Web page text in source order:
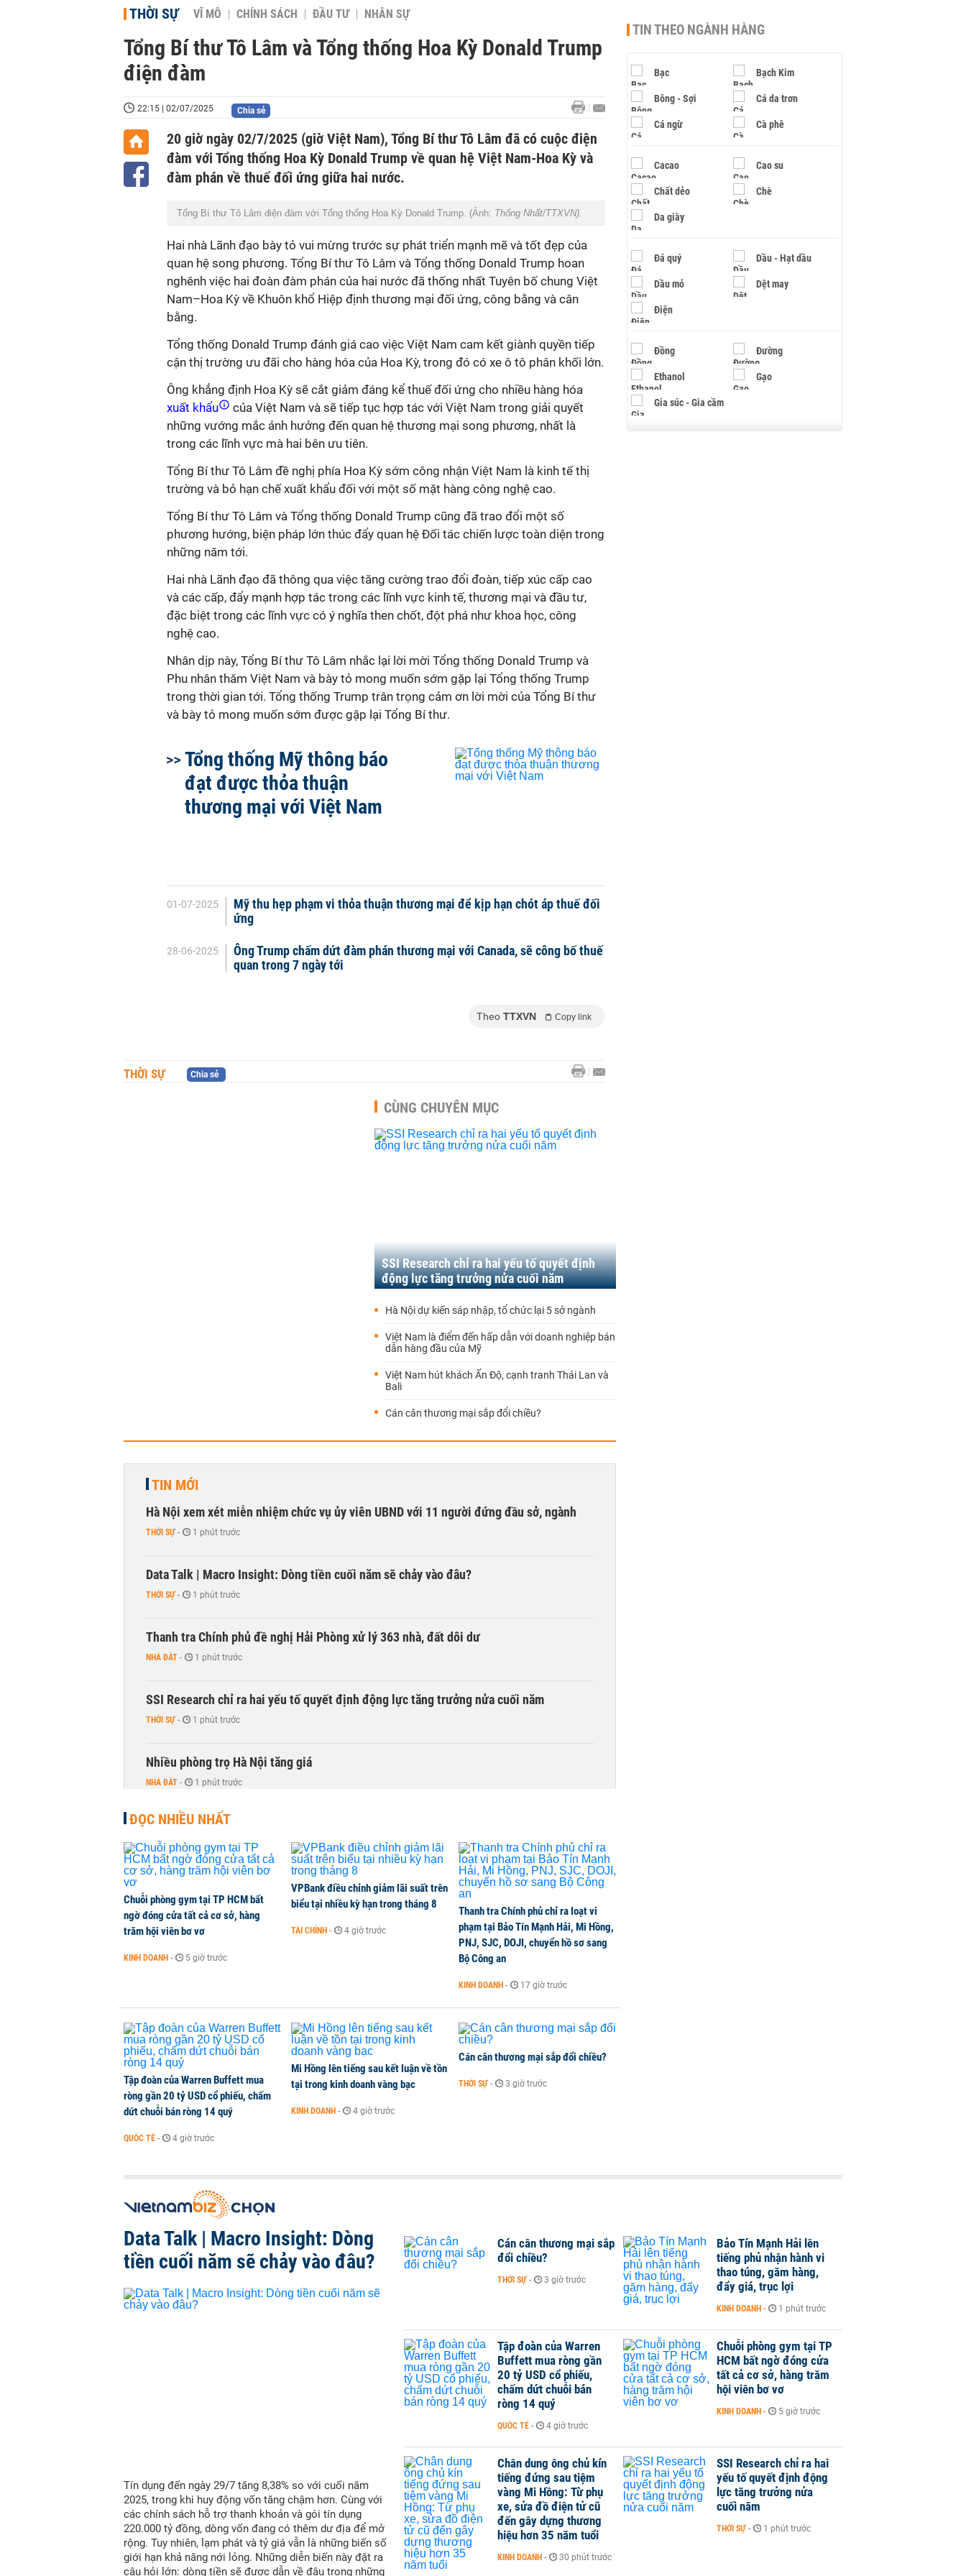
THỜI SỰ VĨ MÔ CHÍNH SÁCH ĐẦU TƯ NHÂN SỰ
Tổng Bí thư Tô Lâm và Tổng thống Hoa Kỳ Donald Trump
điện đàm
22:15 | 02/07/2025 Chia sẻ
20 giờ ngày 02/7/2025 (giờ Việt Nam), Tổng Bí thư Tô Lâm đã có cuộc điện
đàm với Tổng thống Hoa Kỳ Donald Trump về quan hệ Việt Nam-Hoa Kỳ và
đàm phán về thuế đối ứng giữa hai nước.
Tổng Bí thư Tô Lâm điện đàm với Tổng thống Hoa Kỳ Donald Trump. (Ảnh: Thống Nhất/TTXVN).
Hai nhà Lãnh đạo bày tỏ vui mừng trước sự phát triển mạnh mẽ và tốt đẹp của
quan hệ song phương. Tổng Bí thư Tô Lâm và Tổng thống Donald Trump hoan
nghênh việc hai đoàn đàm phán của hai nước đã thống nhất Tuyên bố chung Việt
Nam–Hoa Kỳ về Khuôn khổ Hiệp định thương mại đối ứng, công bằng và cân
bằng.
Tổng thống Donald Trump đánh giá cao việc Việt Nam cam kết giành quyền tiếp
cận thị trường ưu đãi cho hàng hóa của Hoa Kỳ, trong đó có xe ô tô phân khối lớn.
Ông khẳng định Hoa Kỳ sẽ cắt giảm đáng kể thuế đối ứng cho nhiều hàng hóa
xuất khẩu
của Việt Nam và sẽ tiếp tục hợp tác với Việt Nam trong giải quyết
những vướng mắc ảnh hưởng đến quan hệ thương mại song phương, nhất là
trong các lĩnh vực mà hai bên ưu tiên.
Tổng Bí thư Tô Lâm đề nghị phía Hoa Kỳ sớm công nhận Việt Nam là kinh tế thị
trường và bỏ hạn chế xuất khẩu đối với một số mặt hàng công nghệ cao.
Tổng Bí thư Tô Lâm và Tổng thống Donald Trump cũng đã trao đổi một số
phương hướng, biện pháp lớn thúc đẩy quan hệ Đối tác chiến lược toàn diện trong
những năm tới.
Hai nhà Lãnh đạo đã thông qua việc tăng cường trao đổi đoàn, tiếp xúc cấp cao
và các cấp, đẩy mạnh hợp tác trong các lĩnh vực kinh tế, thương mại và đầu tư,
đặc biệt trong các lĩnh vực có ý nghĩa then chốt, đột phá như khoa học, công
nghệ cao.
Nhân dịp này, Tổng Bí thư Tô Lâm nhắc lại lời mời Tổng thống Donald Trump và
Phu nhân thăm Việt Nam và bày tỏ mong muốn sớm gặp lại Tổng thống Trump
trong thời gian tới. Tổng thống Trump trân trọng cảm ơn lời mời của Tổng Bí thư
và bày tỏ mong muốn sớm được gặp lại Tổng Bí thư.
Tổng thống Mỹ thông báo
đạt được thỏa thuận
thương mại với Việt Nam
01-07-2025
Mỹ thu hẹp phạm vi thỏa thuận thương mại để kịp hạn chót áp thuế đối
ứng
28-06-2025
Ông Trump chấm dứt đàm phán thương mại với Canada, sẽ công bố thuế
quan trong 7 ngày tới
Theo TTXVN Copy link
THỜI SỰ Chia sẻ
CÙNG CHUYÊN MỤC
SSI Research chỉ ra hai yếu tố quyết định
động lực tăng trưởng nửa cuối năm
Hà Nội dự kiến sáp nhập, tổ chức lại 5 sở ngành
Việt Nam là điểm đến hấp dẫn với doanh nghiệp bán
dẫn hàng đầu của Mỹ
Việt Nam hút khách Ấn Độ, cạnh tranh Thái Lan và
Bali
Cán cân thương mại sắp đổi chiều?
TIN MỚI
Hà Nội xem xét miễn nhiệm chức vụ ủy viên UBND với 11 người đứng đầu sở, ngành
THỜI SỰ - 1 phút trước
Data Talk | Macro Insight: Dòng tiền cuối năm sẽ chảy vào đâu?
THỜI SỰ - 1 phút trước
Thanh tra Chính phủ đề nghị Hải Phòng xử lý 363 nhà, đất dôi dư
NHÀ ĐẤT - 1 phút trước
SSI Research chỉ ra hai yếu tố quyết định động lực tăng trưởng nửa cuối năm
THỜI SỰ - 1 phút trước
Nhiều phòng trọ Hà Nội tăng giá
NHÀ ĐẤT - 1 phút trước
Ông Trump sắp có quyền tùy ý áp thuế 100% lên những đối tác thương mại hàng đầu?
QUỐC TẾ - 1 phút trước
Hà Nội dự kiến sáp nhập, tổ chức lại 5 sở ngành
THỜI SỰ - 1 phút trước
PNJ công bố thông tin bất thường liên quan đến vấn đề nộp thuế
ĐỌC NHIỀU NHẤT
Chuỗi phòng gym tại TP HCM bất
ngờ đóng cửa tất cả cơ sở, hàng
trăm hội viên bơ vơ
KINH DOANH - 5 giờ trước
VPBank điều chỉnh giảm lãi suất trên
biểu tại nhiều kỳ hạn trong tháng 8
TÀI CHÍNH - 4 giờ trước
Thanh tra Chính phủ chỉ ra loạt vi
phạm tại Bảo Tín Mạnh Hải, Mi Hồng,
PNJ, SJC, DOJI, chuyển hồ sơ sang
Bộ Công an
KINH DOANH - 17 giờ trước
Tập đoàn của Warren Buffett mua
ròng gần 20 tỷ USD cổ phiếu, chấm
dứt chuỗi bán ròng 14 quý
QUỐC TẾ - 4 giờ trước
Mi Hồng lên tiếng sau kết luận về tồn
tại trong kinh doanh vàng bạc
KINH DOANH - 4 giờ trước
Cán cân thương mại sắp đổi chiều?
THỜI SỰ - 3 giờ trước
TIN THEO NGÀNH HÀNG
Bạc Bạch Kim
Bông - Sợi Cá da trơn
Cá ngừ Cà phê
Cacao Cao su
Chất dẻo Chè
Da giày
Đá quý Dầu - Hạt dầu
Dầu mỏ Dệt may
Điện
Đồng Đường
Ethanol Gạo
Gia súc - Gia cầm
Data Talk | Macro Insight: Dòng
tiền cuối năm sẽ chảy vào đâu?
Tín dụng đến ngày 29/7 tăng 8,38% so với cuối năm
2025, trong khi huy động vốn tăng chậm hơn. Cùng với
các chính sách hỗ trợ thanh khoản và gói tín dụng
220.000 tỷ đồng, dòng vốn đang có thêm dư địa để mở
rộng. Tuy nhiên, lạm phát và tỷ giá vẫn là những biến số
giới hạn khả năng nới lỏng. Những diễn biến này đặt ra
câu hỏi lớn: dòng tiền sẽ được dẫn về đâu trong những
Cán cân thương mại sắp
đổi chiều?
THỜI SỰ - 3 giờ trước
Bảo Tín Mạnh Hải lên
tiếng phủ nhận hành vi
thao túng, găm hàng,
đẩy giá, trục lợi
KINH DOANH - 1 phút trước
Tập đoàn của Warren
Buffett mua ròng gần
20 tỷ USD cổ phiếu,
chấm dứt chuỗi bán
ròng 14 quý
QUỐC TẾ - 4 giờ trước
Chuỗi phòng gym tại TP
HCM bất ngờ đóng cửa
tất cả cơ sở, hàng trăm
hội viên bơ vơ
KINH DOANH - 5 giờ trước
Chân dung ông chủ kín
tiếng đứng sau tiệm
vàng Mi Hồng: Từ phụ
xe, sửa đồ điện tử cũ
đến gây dựng thương
hiệu hơn 35 năm tuổi
KINH DOANH - 30 phút trước
SSI Research chỉ ra hai
yếu tố quyết định động
lực tăng trưởng nửa
cuối năm
THỜI SỰ - 1 phút trước